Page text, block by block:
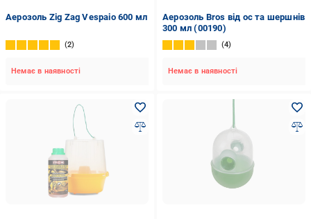
Аерозоль Zig Zag Vespaio 600 мл
2
Немає в наявності
Аерозоль Bros від ос та шершнів
300 мл (00190)
4
Немає в наявності